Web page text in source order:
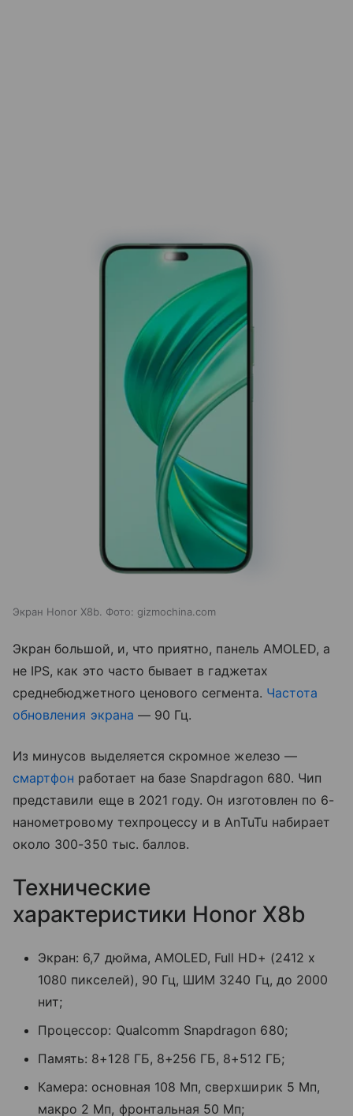
Экран Honor X8b. Фото: gizmochina.com
Экран большой, и, что приятно, панель AMOLED, а
не IPS, как это часто бывает в гаджетах
среднебюджетного ценового сегмента. Частота
обновления экрана — 90 Гц.
Из минусов выделяется скромное железо —
смартфон работает на базе Snapdragon 680. Чип
представили еще в 2021 году. Он изготовлен по 6-
нанометровому техпроцессу и в AnTuTu набирает
около 300-350 тыс. баллов.
Технические
характеристики Honor X8b
Экран: 6,7 дюйма, AMOLED, Full HD+ (2412 x
1080 пикселей), 90 Гц, ШИМ 3240 Гц, до 2000
нит;
Процессор: Qualcomm Snapdragon 680;
Память: 8+128 ГБ, 8+256 ГБ, 8+512 ГБ;
Камера: основная 108 Мп, сверхширик 5 Мп,
макро 2 Мп, фронтальная 50 Мп;